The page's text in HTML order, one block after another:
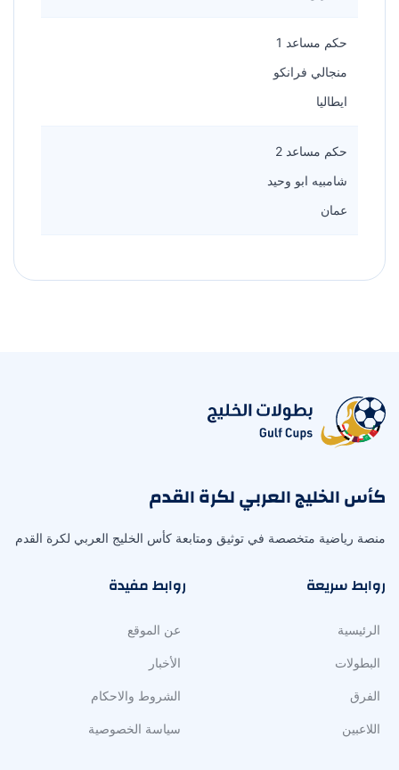
حكم مساعد 1
منجالي فرانكو
ايطاليا
حكم مساعد 2
شامبيه ابو وحيد
عمان
كأس الخليج العربي لكرة القدم
منصة رياضية متخصصة في توثيق ومتابعة كأس الخليج العربي لكرة القدم
روابط سريعة
الرئيسية
البطولات
الفرق
اللاعبين
روابط مفيدة
عن الموقع
الأخبار
الشروط والاحكام
سياسة الخصوصية